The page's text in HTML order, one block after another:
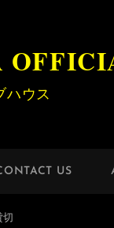
ハウス
US
切